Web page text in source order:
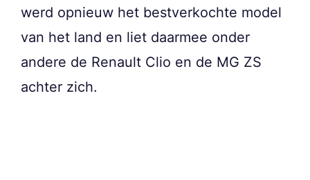
werd opnieuw het bestverkochte model
van het land en liet daarmee onder
andere de Renault Clio en de MG ZS
achter zich.